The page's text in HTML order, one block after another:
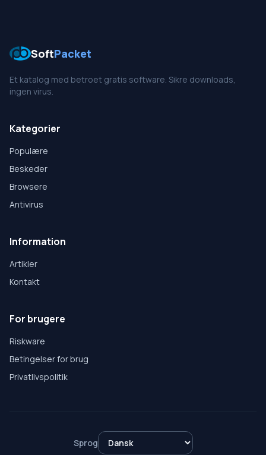
SoftPacket
Et katalog med betroet gratis software. Sikre downloads,
ingen virus.
Kategorier
Populære
Beskeder
Browsere
Antivirus
Information
Artikler
Kontakt
For brugere
Riskware
Betingelser for brug
Privatlivspolitik
Sprog